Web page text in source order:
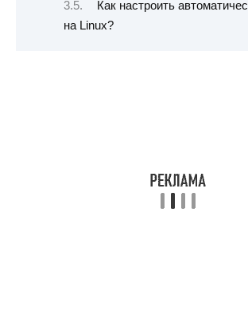
Как настроить
на Linux?